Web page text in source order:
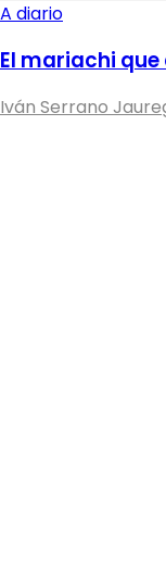
A diario
El mariachi
Iván Serrano